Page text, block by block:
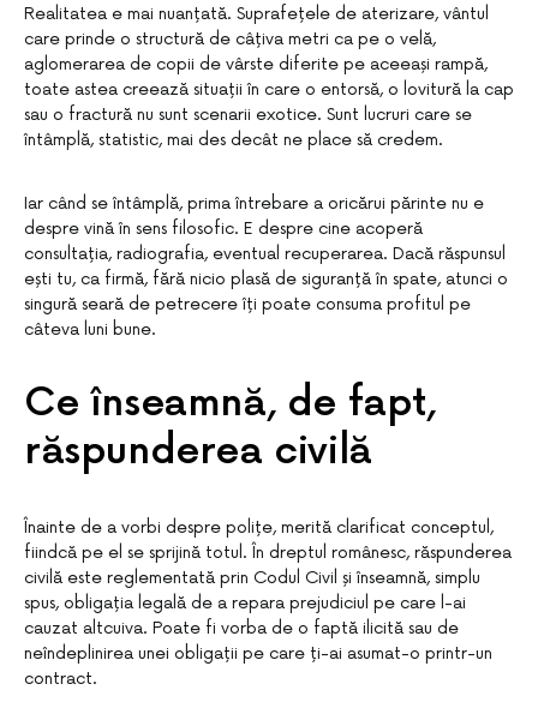
Realitatea e mai nuanțată. Suprafețele de aterizare, vântul
care prinde o structură de câțiva metri ca pe o velă,
aglomerarea de copii de vârste diferite pe aceeași rampă,
toate astea creează situații în care o entorsă, o lovitură la cap
sau o fractură nu sunt scenarii exotice. Sunt lucruri care se
întâmplă, statistic, mai des decât ne place să credem.
Iar când se întâmplă, prima întrebare a oricărui părinte nu e
despre vină în sens filosofic. E despre cine acoperă
consultația, radiografia, eventual recuperarea. Dacă răspunsul
ești tu, ca firmă, fără nicio plasă de siguranță în spate, atunci o
singură seară de petrecere îți poate consuma profitul pe
câteva luni bune.
Ce înseamnă, de fapt,
răspunderea civilă
Înainte de a vorbi despre polițe, merită clarificat conceptul,
fiindcă pe el se sprijină totul. În dreptul românesc, răspunderea
civilă este reglementată prin Codul Civil și înseamnă, simplu
spus, obligația legală de a repara prejudiciul pe care l-ai
cauzat altcuiva. Poate fi vorba de o faptă ilicită sau de
neîndeplinirea unei obligații pe care ți-ai asumat-o printr-un
contract.